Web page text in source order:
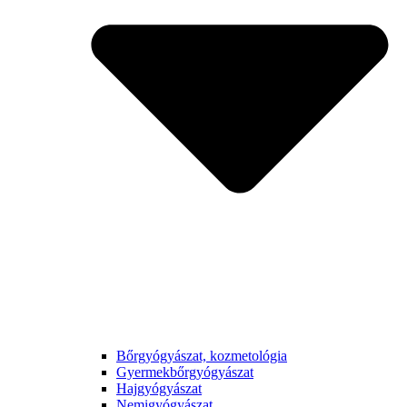
Bőrgyógyászat, kozmetológia
Gyermek­bőrgyógyászat
Hajgyógyászat